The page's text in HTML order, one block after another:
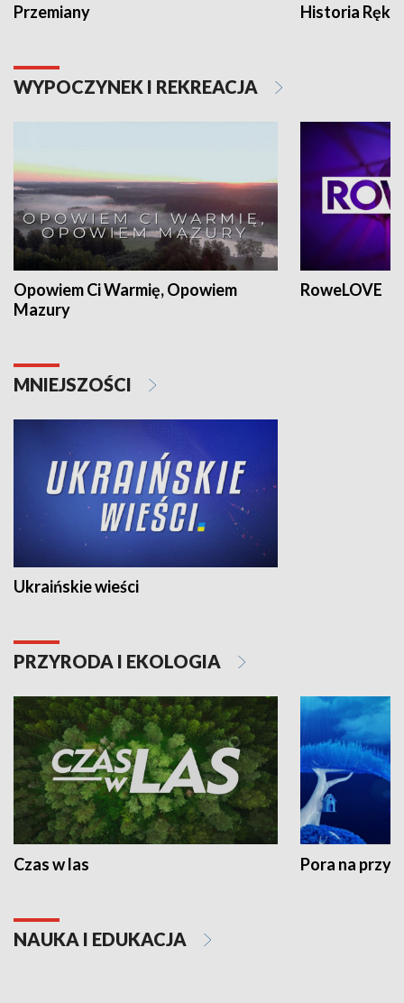
Przemiany Historia Ręką
WYPOCZYNEK I REKREACJA
Opowiem Ci Warmię, Opowiem
Mazury
RoweLOVE
MNIEJSZOŚCI
Ukraińskie wieści
PRZYRODA I EKOLOGIA
Czas w las Pora na
NAUKA I EDUKACJA